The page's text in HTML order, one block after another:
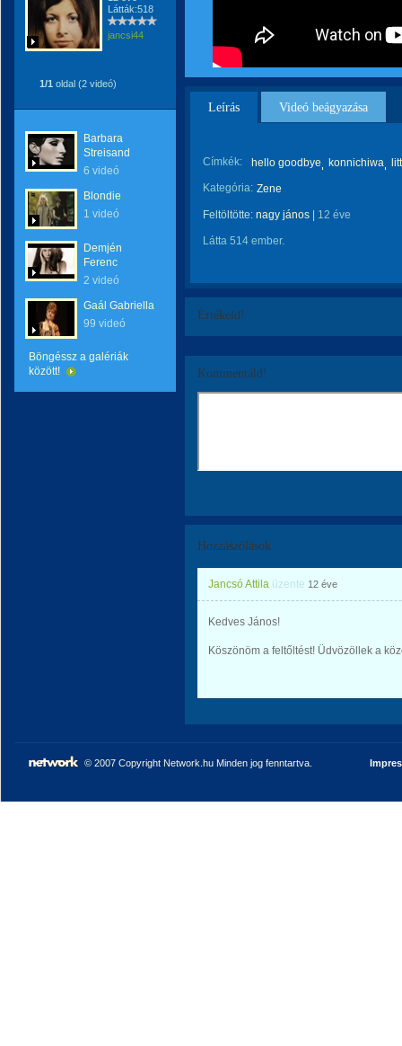
Látták:518
jancsi44
1/1 oldal (2 videó)
Barbara
Streisand
6 videó
Blondie
1 videó
Demjén
Ferenc
2 videó
Gaál Gabriella
99 videó
Böngéssz a galériák
között!
Leírás Videó beágyazása
Címkék: hello goodbye konnichiwa
Kategória: Zene
Feltöltötte: nagy jános 12 éve
Látta 514 ember.
Értékeld!
Kommentáld!
Hozzászólások
Jancsó Attila üzente 12 éve
Kedves János!
Köszönöm a feltőltést! Üdvözöllek a
© 2007 Copyright Network.hu Minden jog fenntartva.